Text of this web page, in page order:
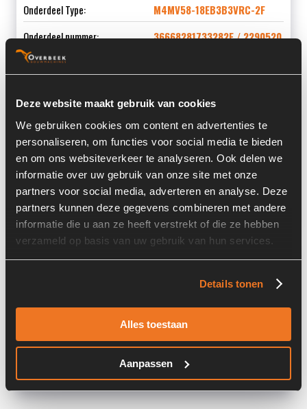
Deze website maakt gebruik van cookies
We gebruiken cookies om content en advertenties te
personaliseren, om functies voor social media te bieden
en om ons websiteverkeer te analyseren. Ook delen we
informatie over uw gebruik van onze site met onze
partners voor social media, adverteren en analyse. Deze
partners kunnen deze gegevens combineren met andere
informatie die u aan ze heeft verstrekt of die ze hebben
verzameld op basis van uw gebruik van hun services.
Details tonen
Alles toestaan
Aanpassen
Onderdeel Type:
M4MV58-18EB3B3VRC-2F
Onderdeel nummer:
36668281733282F / 2290520
Informatie
Locatie:
4A9G
Serienummer:
00007
Land:
Nederland
Overige informatie
Brand: Bondioli & Pavesi
Type 1: M4MV58-18EB3B3VRC-2F
Type 2: M4MV58
+ Volledige overige informatie openen